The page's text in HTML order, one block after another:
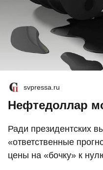
svpressa.ru
Нефтедоллар
Ради президентских
«ответственные
цены на «бочку» к